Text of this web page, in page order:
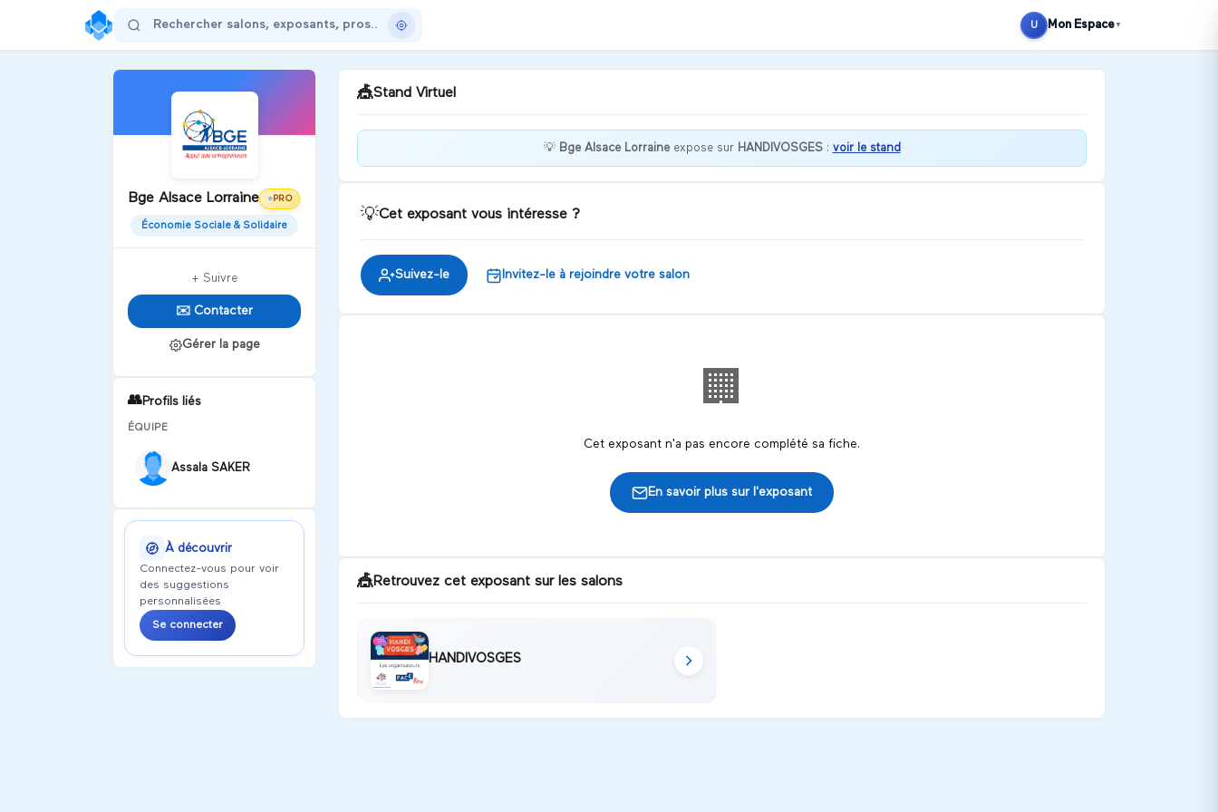
U Mon Espace ▼
Bge Alsace Lorraine ⭐ PRO
Économie Sociale & Solidaire
+ Suivre
✉️ Contacter
Gérer la page
👥Profils liés
ÉQUIPE
Assala SAKER
À découvrir
Connectez-vous pour voir
des suggestions
personnalisées
Se connecter
🎪Stand Virtuel
💡 Bge Alsace Lorraineexpose sur HANDIVOSGES: voir le stand
💡Cet exposant vous intéresse ?
Suivez-le Invitez-le à rejoindre votre salon
🏢
Cet exposant n'a pas encore complété sa fiche.
En savoir plus sur l'exposant
🎪Retrouvez cet exposant sur les salons
HANDIVOSGES